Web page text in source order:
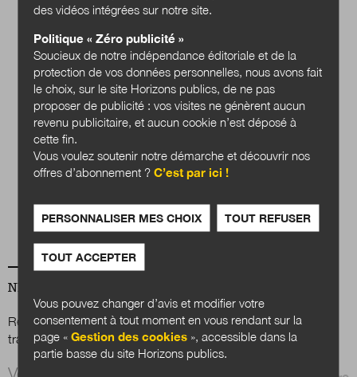
publics en 2040 ?
NEWSLETTER
Renseignez votre email afin de suivre l'actualité de la
transformation publique.
Email *
des vidéos intégrées sur notre site.
Politique « Zéro publicité »
Soucieux de notre indépendance éditoriale et de la
protection de vos données personnelles, nous avons fait
le choix, sur le site Horizons publics, de ne pas
proposer de publicité : vos visites ne génèrent aucun
revenu publicitaire, et aucun cookie n’est déposé à
cette fin.
Vous voulez soutenir notre démarche et découvrir nos
offres d’abonnement ?C’est par ici !
PERSONNALISER MES CHOIX TOUT REFUSER
TOUT ACCEPTER
Vous pouvez changer d’avis et modifier votre
consentement à tout moment en vous rendant sur la
page «Gestion des cookies », accessible dans la
partie basse du site Horizons publics.